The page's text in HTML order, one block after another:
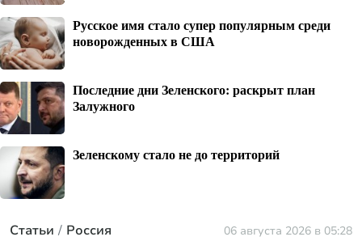
Русское имя стало супер популярным среди
новорожденных в США
Последние дни Зеленского: раскрыт план
Залужного
Зеленскому стало не до территорий
Статьи Россия 06 августа 2026 в 05:28